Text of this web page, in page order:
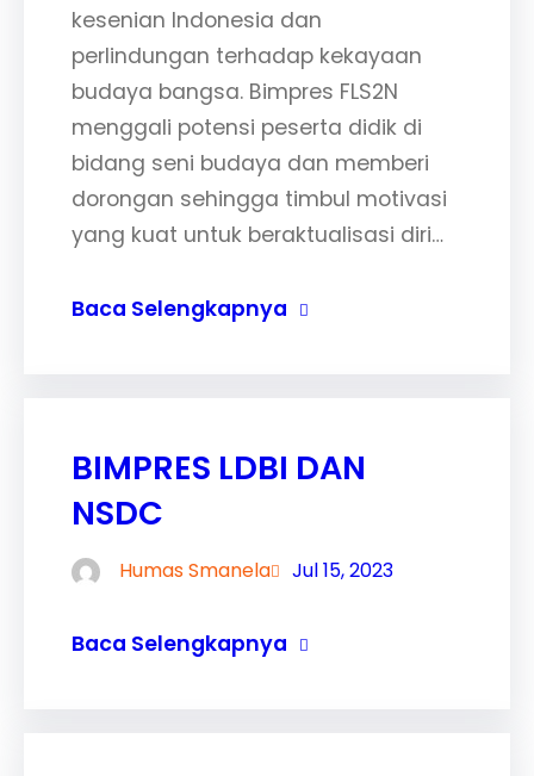
kesenian Indonesia dan
perlindungan terhadap kekayaan
budaya bangsa. Bimpres FLS2N
menggali potensi peserta didik di
bidang seni budaya dan memberi
dorongan sehingga timbul motivasi
yang kuat untuk beraktualisasi diri…
Baca Selengkapnya
BIMPRES LDBI DAN
NSDC
Humas Smanela Jul 15, 2023
Baca Selengkapnya